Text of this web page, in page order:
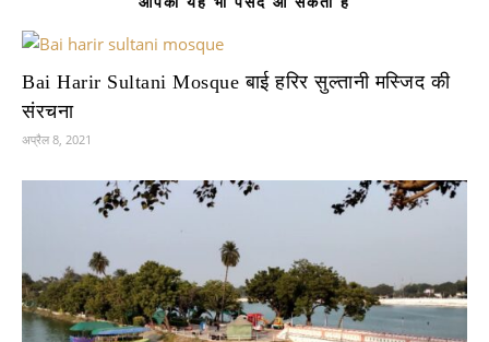
Bai Harir Sultani Mosque बाई हरिर सुल्तानी मस्जिद की
संरचना
अप्रैल 8, 2021